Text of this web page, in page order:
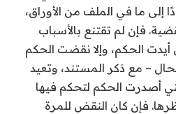
إلى ما في الملف من الأوراق،
فإن لم تقتنع بالأسباب
أيدت الحكم، وإلا نقضت الحكم
– مع ذكر المستند، وتعيد
أصدرت الحكم لتحكم فيها
فإن كان النقض للمرة